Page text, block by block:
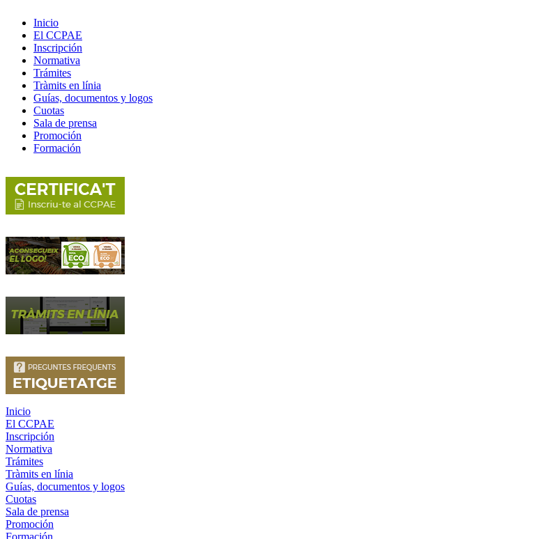
Inicio
El CCPAE
Inscripción
Normativa
Trámites
Tràmits en línia
Guías, documentos y logos
Cuotas
Sala de prensa
Promoción
Formación
Inicio
El CCPAE
Inscripción
Normativa
Trámites
Tràmits en línia
Guías, documentos y logos
Cuotas
Sala de prensa
Promoción
Formación